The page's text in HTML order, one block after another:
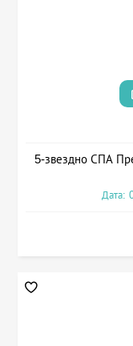
5-звездно СПА
Дата: